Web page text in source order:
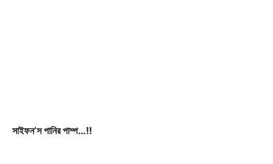
সাইফন’স পানির পাম্প…!!